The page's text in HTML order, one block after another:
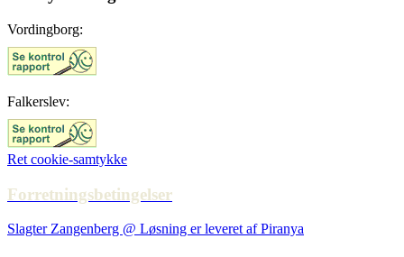
Vordingborg:
Falkerslev:
Ret cookie-samtykke
Forretningsbetingelser
Slagter Zangenberg @ Løsning er leveret af Piranya